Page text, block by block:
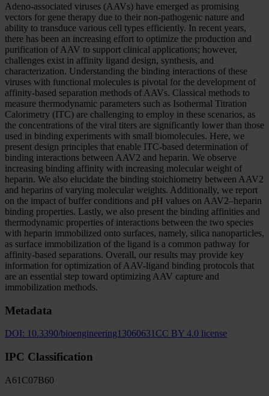
Adeno-associated viruses (AAVs) have emerged as promising
vectors for gene therapy due to their non-pathogenic nature and
ability to transduce various cell types efficiently. In recent years,
there has been an increasing effort to optimize the production and
purification of AAV to support clinical applications; however,
challenges exist in affinity ligand design, synthesis, and
characterization. Understanding the binding interactions of these
viruses with functional molecules is pivotal for the development of
affinity-based separation methods of AAVs. Classical methods to
measure thermodynamic parameters such as Isothermal Titration
Calorimetry (ITC) are challenging to employ in these scenarios, as
the concentrations of the viral titers are significantly lower than those
used in binding experiments with small biomolecules. Here, we
present design principles that enable ITC-based determination of
binding interactions between AAV2 and heparin. We observe
increasing binding affinity with increasing molecular weight of
heparin. We also elucidate the binding stoichiometry between AAV2
and heparins of varying molecular weights. Additionally, we report
on the impact of buffer conditions and pH values on AAV2–heparin
binding properties. Lastly, we also present the binding affinities and
thermodynamic properties of interactions between the two species
with heparin immobilized onto surfaces, namely, silica nanoparticles,
as surface immobilization of the ligand is a common pathway for
affinity-based separations. Overall, our results may provide key
information for optimization of AAV-ligand binding protocols that
are an essential step toward optimizing AAV capture and
immobilization methods.
Metadata
DOI: 10.3390/bioengineering13060631 CC BY 4.0 license
IPC Classification
A61 C07B60